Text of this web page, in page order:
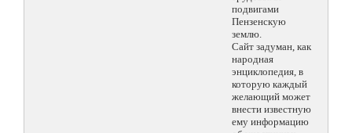
подвигами
Пензенскую
землю.
Сайт задуман, как
народная
энциклопедия, в
которую каждый
желающий может
внести известную
ему информацию